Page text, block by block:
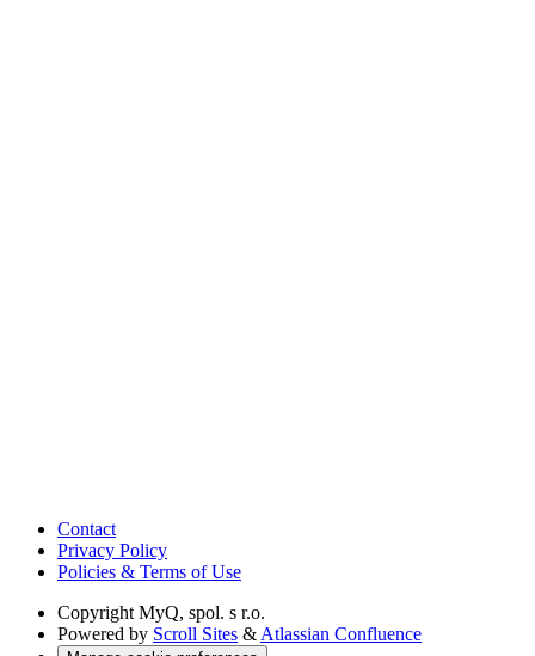
Contact
Privacy Policy
Policies & Terms of Use
Copyright MyQ, spol. s r.o.
Powered by Scroll Sites & Atlassian Confluence